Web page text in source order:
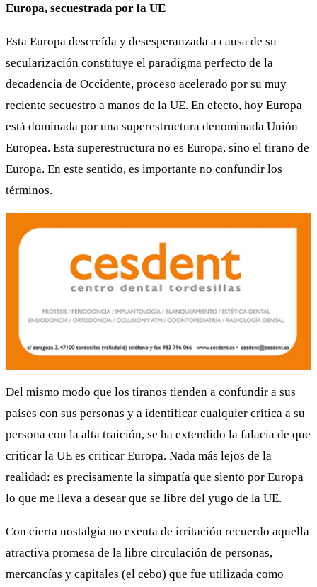
Europa, secuestrada por la UE
Esta Europa descreída y desesperanzada a causa de su
secularización constituye el paradigma perfecto de la
decadencia de Occidente, proceso acelerado por su muy
reciente secuestro a manos de la UE. En efecto, hoy Europa
está dominada por una superestructura denominada Unión
Europea. Esta superestructura no es Europa, sino el tirano de
Europa. En este sentido, es importante no confundir los
términos.
Del mismo modo que los tiranos tienden a confundir a sus
países con sus personas y a identificar cualquier crítica a su
persona con la alta traición, se ha extendido la falacia de que
criticar la UE es criticar Europa. Nada más lejos de la
realidad: es precisamente la simpatía que siento por Europa
lo que me lleva a desear que se libre del yugo de la UE.
Con cierta nostalgia no exenta de irritación recuerdo aquella
atractiva promesa de la libre circulación de personas,
mercancías y capitales (el cebo) que fue utilizada como